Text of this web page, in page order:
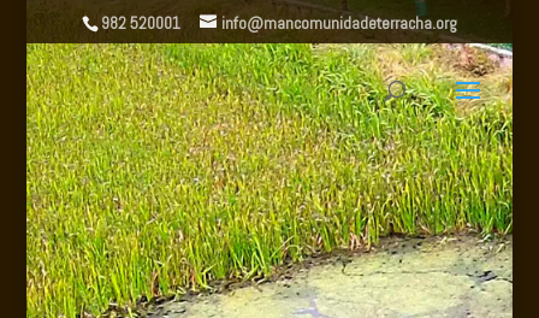
982 520001 info@mancomunidadeterracha.org